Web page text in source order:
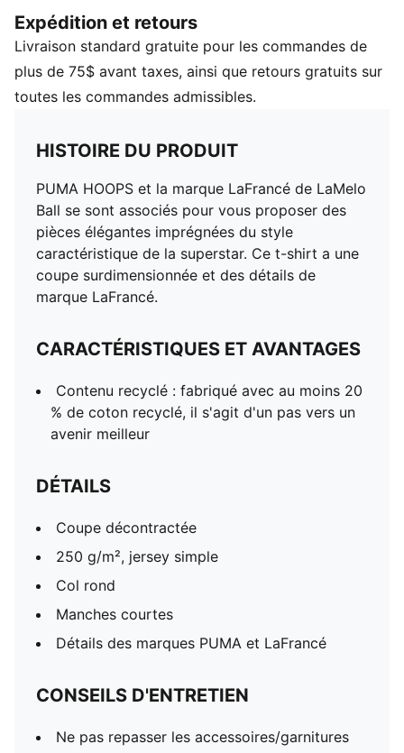
CARACTÉRISTIQUES ET AVANTAGES
Contenu recyclé : fabriqué avec au moins 20 % de
coton recyclé, il s'agit d'un pas vers un avenir meilleur
DÉTAILS
Col rond
Manches courtes
Détails des marques PUMA et LaFrancé
Expédition et retours
Livraison standard gratuite pour les commandes de
plus de 75$ avant taxes, ainsi que retours gratuits sur
toutes les commandes admissibles.
HISTOIRE DU PRODUIT
PUMA HOOPS et la marque LaFrancé de LaMelo
Ball se sont associés pour vous proposer des
pièces élégantes imprégnées du style
caractéristique de la superstar. Ce t-shirt a une
coupe surdimensionnée et des détails de
marque LaFrancé.
CARACTÉRISTIQUES ET AVANTAGES
Contenu recyclé : fabriqué avec au moins 20
% de coton recyclé, il s'agit d'un pas vers un
avenir meilleur
DÉTAILS
Coupe décontractée
250 g/m², jersey simple
Col rond
Manches courtes
Détails des marques PUMA et LaFrancé
CONSEILS D'ENTRETIEN
Ne pas repasser les accessoires/garnitures